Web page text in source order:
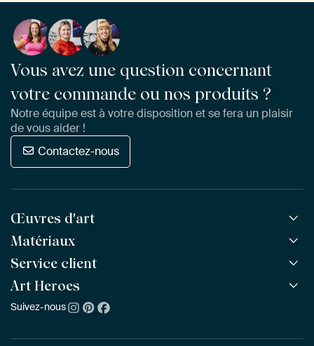
Vous avez une question concernant
votre commande ou nos produits ?
Notre équipe est à votre disposition et se fera un plaisir
de vous aider !
Contactez-nous
Œuvres d'art
Toutes les œuvres
Toutes les collections
Tous les artistes
Meilleures ventes
Matériaux
ArtFrame™ POPULAIRE
ArtFrame™ en bois
Toile
Service client
Questions fréquentes
Commander
Art Heroes
À propos de nous
Suivez-nous